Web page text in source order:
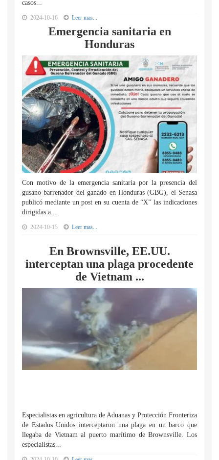
casos...
2024-10-16 Leer mas...
Emergencia sanitaria en
Honduras
Con motivo de la emergencia sanitaria por la presencia del
gusano barrenador del ganado en Honduras (GBG), el Senasa
publicó mediante un post en su cuenta de “X” las indicaciones
dirigidas a...
2024-10-15 Leer mas...
En Brownsville, EE.UU.
interceptan una plaga procedente
de Vietnam ...
Especialistas en agricultura de Aduanas y Protección Fronteriza
de Estados Unidos interceptaron una plaga en un barco que
llegaba de Vietnam al puerto marítimo de Brownsville. Los
especialistas...